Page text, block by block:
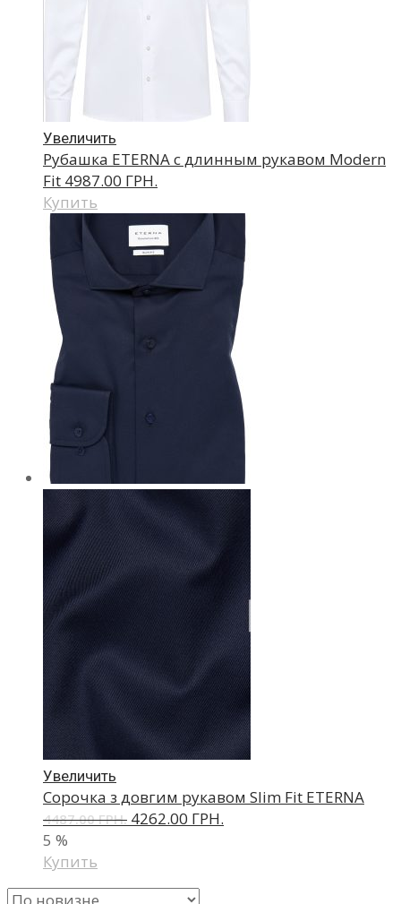
Увеличить
Рубашка ETERNA с длинным рукавом Modern
Fit 4987.00 ГРН.
Купить
Увеличить
Сорочка з довгим рукавом Slim Fit ETERNA
4487.00 ГРН. 4262.00 ГРН.
5 %
Купить